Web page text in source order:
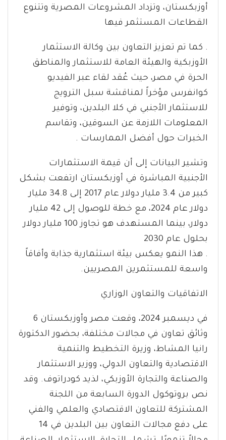
أوزبكستان، وتزداد المشروعات المصرية وتتنوع
القطاعات المستثمر فيها
. كما تم تعزيز التعاون بين وكالة الاستثمار
الأوزبكية والهيئة العامة للاستثمار والمناطق
الحرة في مصر، حيث عُقد لقاء عبر الفيديو
كوانفرس مؤخراً لمناقشة سبل الترويج
للاستثمار الأجنبي في كلا البلدين، وتوفير
المعلومات اللازمة عن السوقين، وتقاسم
الخبرات حول أفضل الممارسات .
وتشير البيانات إلى أن قيمة الاستثمارات
الأجنبية المباشرة في أوزبكستان ارتفعت بشكل
كبير من 3.4 مليار دولار عام 2017 إلى 34.8 مليار
دولار عام 2024، مع خطة للوصول إلى 42 مليار
دولار، بينما المستهدف هو تجاوز 100 مليار دولار
بحلول عام 2030
. هذا النمو يعكس بيئة استثمارية جذابة وأفاقاً
واسعة للمستثمرين المصريين.
الاتفاقيات والتعاون الوزاري
في ديسمبر 2024، وقعت مصر وأوزبكستان 6
وثائق تعاون في مجالات مختلفة، بحضور الدكتورة
رانيا المشاط، وزيرة التخطيط والتنمية
الاقتصادية والتعاون الدولي، ووزير الاستثمار
والصناعة والتجارة الأوزبكي، لذيد كودراتوف. وقد
نص بروتوكول الدورة السابعة من اللجنة
المشتركة للتعاون الاقتصادي والعلمي والفني
على دفع مجالات التعاون بين البلدين في 14